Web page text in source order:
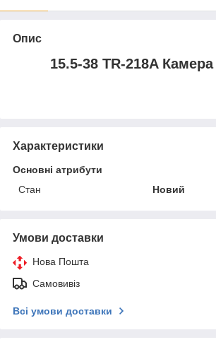
Опис
15.5-38 TR-218A
Характеристики
Основні атрибути
Стан
Новий
Умови доставки
Нова Пошта
Самовивіз
Всі умови доставки